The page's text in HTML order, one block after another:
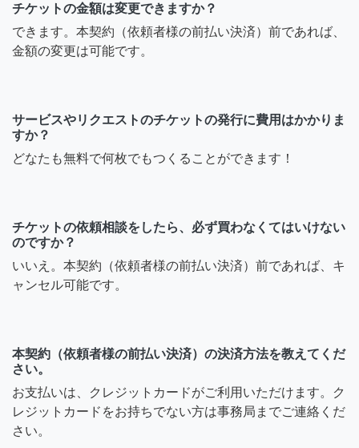
チケットの金額は変更できますか？
できます。本契約（依頼者様の前払い決済）前であれば、
金額の変更は可能です。
サービスやリクエストのチケットの発行に費用はかかりま
すか？
どなたも無料で何枚でもつくることができます！
チケットの依頼相談をしたら、必ず買わなくてはいけない
のですか？
いいえ。本契約（依頼者様の前払い決済）前であれば、キ
ャンセル可能です。
本契約（依頼者様の前払い決済）の決済方法を教えてくだ
さい。
お支払いは、クレジットカードがご利用いただけます。ク
レジットカードをお持ちでない方は事務局までご連絡くだ
さい。